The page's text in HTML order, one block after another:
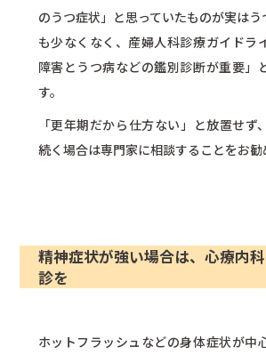
のうつ症状」と思っていたものが実はう
も少なくなく、産婦人科診療ガイドラ
障害とうつ病などの鑑別診断が重要」
す。
「更年期だから仕方ない」と放置せず
続く場合は専門家に相談することをお勧
精神症状が強い場合は、心療内
診を
ホットフラッシュなどの身体症状が中